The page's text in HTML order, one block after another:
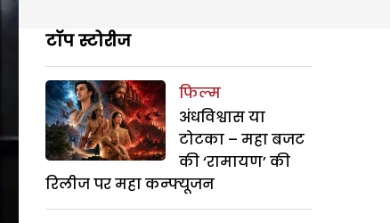
टॉप स्टोरीज
फिल्म
अंधविश्वास या
टोटका – महा बजट
की ‘रामायण’ की
रिलीज पर महा कन्फ्यूजन